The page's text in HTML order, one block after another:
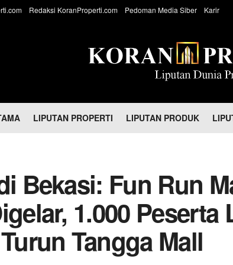
Redaksi KoranProperti.com Pedoman Media Siber Karir
LIPUTAN PROPERTI LIPUTAN PRODUK
Bekasi: Fun Run
1.000 Peserta
Tangga Mall